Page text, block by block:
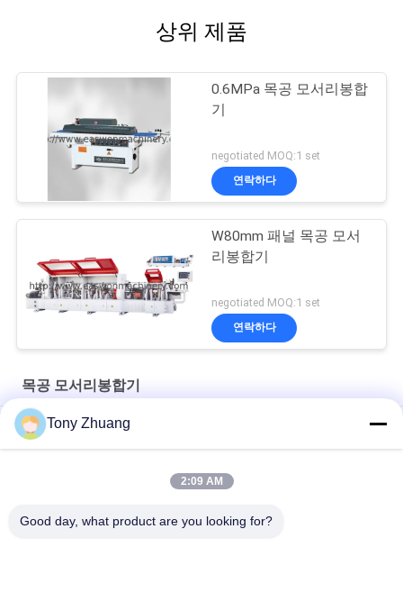
상위 제품
0.6MPa 목공 모서리봉합
기
negotiated MOQ:1 set
연락하다
W80mm 패널 목공 모서
리봉합기
negotiated MOQ:1 set
연락하다
목공 모서리봉합기
6.4m/Min 자동 가장자리 벤더, BJF115M 목제 모서리봉합기
Tony Zhuang
2:09 AM
Good day, what product are you looking for?